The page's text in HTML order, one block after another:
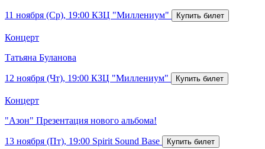
11 ноября (Ср), 19:00 КЗЦ "Миллениум"
Концерт
Татьяна Буланова
12 ноября (Чт), 19:00 КЗЦ "Миллениум"
Концерт
"Азон" Презентация нового альбома!
13 ноября (Пт), 19:00 Spirit Sound Base